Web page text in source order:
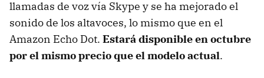
llamadas de voz vía Skype y se ha mejorado el
sonido de los altavoces, lo mismo que en el
Amazon Echo Dot. Estará disponible en octubre
por el mismo precio que el modelo actual.